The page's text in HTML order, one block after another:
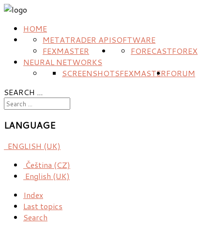
HOME
SOFTWARE
METATRADER API
FEXMASTER
FOREX
FORECAST
NEURAL NETWORKS
FEXMASTER
SCREENSHOTS
FORUM
SEARCH ...
LANGUAGE
ENGLISH (UK)
Čeština (CZ)
English (UK)
Index
Last topics
Search